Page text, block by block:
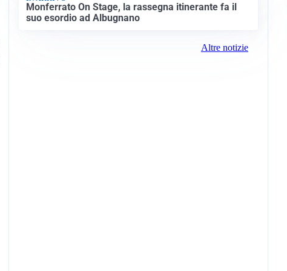
Monferrato On Stage, la rassegna itinerante fa il
suo esordio ad Albugnano
Altre notizie